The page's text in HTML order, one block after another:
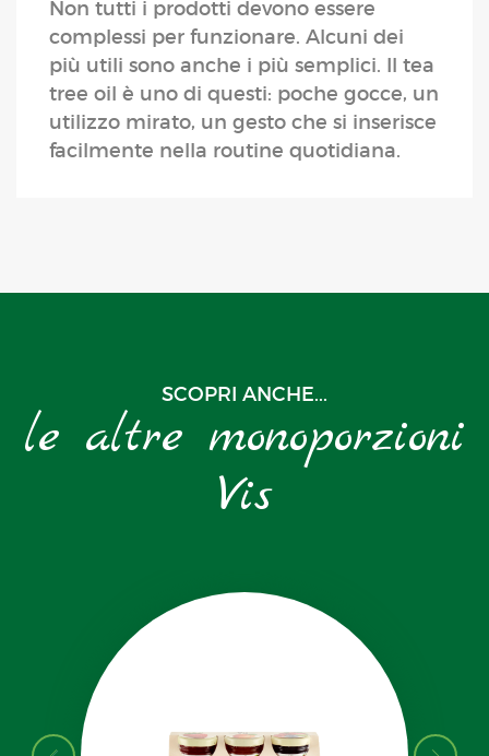
Non tutti i prodotti devono essere
complessi per funzionare. Alcuni dei
più utili sono anche i più semplici. Il tea
tree oil è uno di questi: poche gocce, un
utilizzo mirato, un gesto che si inserisce
facilmente nella routine quotidiana.
SCOPRI ANCHE...
le altre monoporzioni
Vis